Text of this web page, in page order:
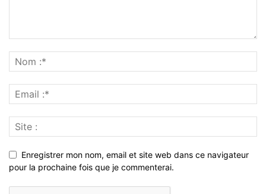
Enregistrer mon nom, email et site web dans ce navigateur
pour la prochaine fois que je commenterai.